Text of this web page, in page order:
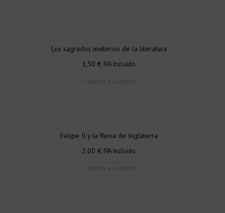
Los sagrados misterios de la literatura
1,50 € IVA Incluido
AÑADIR AL CARRITO
Felipe II y la Reina de Inglaterra
2,00 € IVA Incluido
AÑADIR AL CARRITO